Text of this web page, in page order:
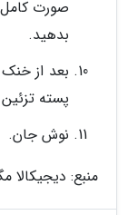
صورت
بدهید.
بعد از
پسته
نوش جان.
منبع: دیجیکالا